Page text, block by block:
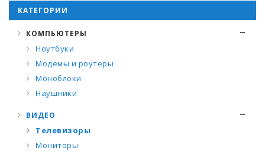
КАТЕГОРИИ
КОМПЬЮТЕРЫ
Ноутбуки
Модемы и роутеры
Моноблоки
Наушники
ВИДЕО
Телевизоры
Мониторы